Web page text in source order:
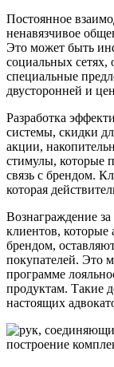
Постоянное
ненавязчивое
Это может быть
социальных сетях,
специальные
двусторонней и
Разработка
системы, скидки
акции,
стимулы, которые
связь с брендом.
которая
Вознаграждение
клиентов,
брендом,
покупателей. Это
программе
продуктам. Такие
настоящих